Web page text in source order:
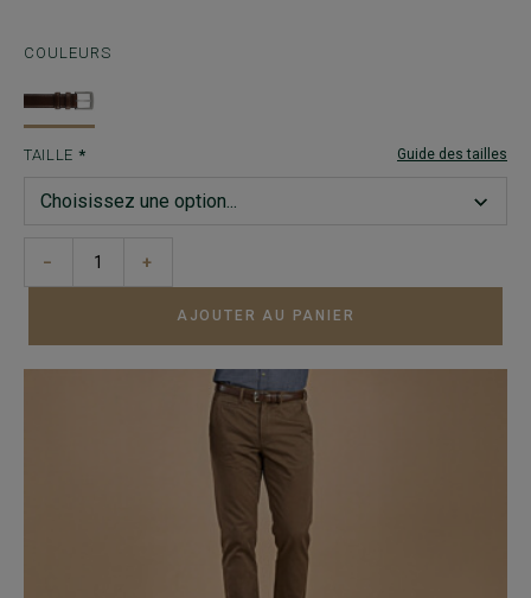
COULEURS
TAILLE Guide des tailles
− +
AJOUTER AU PANIER